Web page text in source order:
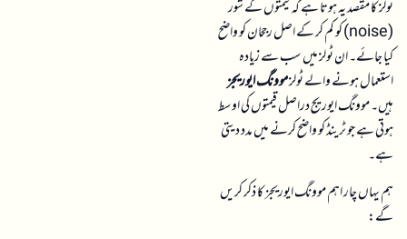
ٹولز کا مقصد یہ ہوتا ہے کہ قیمتوں کے شور
(noise) کو کم کر کے اصل رجحان کو واضح
کیا جائے۔ ان ٹولز میں سب سے زیادہ
استعمال ہونے والے ٹولزموونگ ایوریجز
ہیں۔ موونگ ایوریج دراصل قیمتوں کی اوسط
ہوتی ہے جو ٹرینڈ کو واضح کرنے میں مدد دیتی
ہے۔
ہم یہاں چار اہم موونگ ایوریجز کا ذکر کریں
گے: